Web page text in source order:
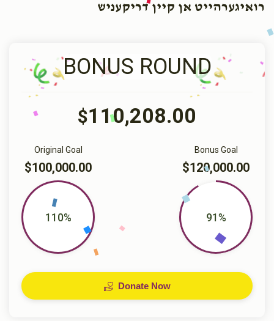
רואיגערהייט אן קיין דריקעניש
BONUS ROUND
$110,208.00
Bonus Goal
$120,000.00
91%
Original Goal
$100,000.00
110%
Donate Now